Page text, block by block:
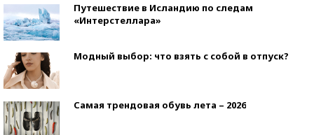
Путешествие в Исландию по следам
«Интерстеллара»
Модный выбор: что взять с собой в отпуск?
Самая трендовая обувь лета – 2026